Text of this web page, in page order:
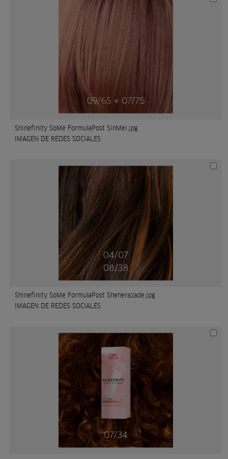
Shinefinity SoMe FormulaPost SinMei.jpg
IMAGEN DE REDES SOCIALES
Shinefinity SoMe FormulaPost Sheherazade.jpg
IMAGEN DE REDES SOCIALES